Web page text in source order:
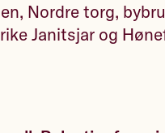
Nordre torg,
Janitsjar og